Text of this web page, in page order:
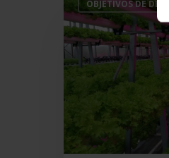
OBJETIVOS DE
impulsa
la
iniciativa
Sistemas
Alimentarios